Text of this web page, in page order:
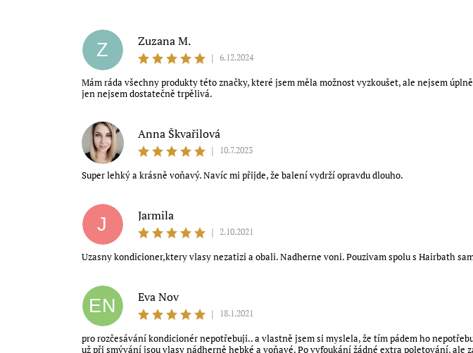
Souhlasím s obchodními podmínkami
Z
Zuzana M.
| 6.12.2024
Mám ráda všechny produkty této značky, které jsem měla možnost vyzkoušet, ale nejsem
jen nejsem dostatečně trpělivá.
AŠ
Anna Škvařilová
|
10.7.2023
Super lehký a krásně voňavý. Navíc mi přijde, že balení vydrží opravdu dlouho.
J
Jarmila
|
2.10.2021
Uzasny kondicioner,ktery vlasy nezatizi a obali. Nadherne voni. Pouzivam spolu s Hairbath
EN
Eva Nov
|
18.1.2021
pro rozčesávání kondicionér nepotřebuji.. a vlastně jsem si myslela, že tím pádem ho
už při smývání jsou vlasy nádherně hebké a voňavé. Po vyfoukání žádné extra poletování,